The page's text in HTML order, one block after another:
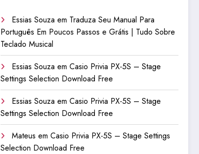
Essias Souza em Traduza Seu Manual Para
Português Em Poucos Passos e Grátis | Tudo Sobre
Teclado Musical
Essias Souza emCasio Privia PX-5S – Stage
Settings Selection Download Free
Essias Souza emCasio Privia PX-5S – Stage
Settings Selection Download Free
Mateus emCasio Privia PX-5S – Stage Settings
Selection Download Free